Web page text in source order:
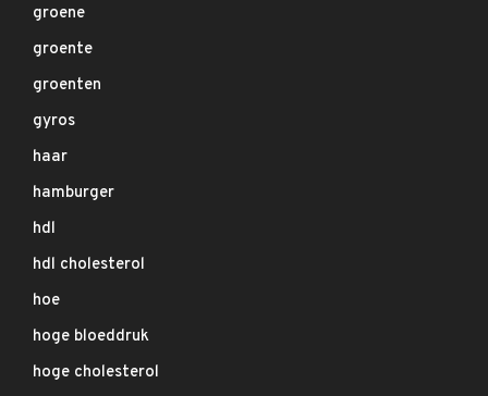
groene
groente
groenten
gyros
haar
hamburger
hdl
hdl cholesterol
hoe
hoge bloeddruk
hoge cholesterol